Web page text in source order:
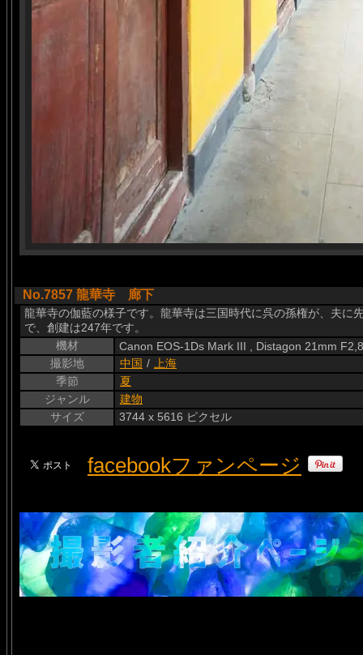
No.7857 龍華寺 廊下
龍華寺の伽藍の様子です。龍華寺は三国時代に呉の孫権が、夫に
で、創建は247年です。
機材
Canon EOS-1Ds Mark III , Distagon 21mm F2,8
撮影地
中国 /
上海
季節
夏
ジャンル
建物
サイズ
3744 x 5616 ピクセル
facebookファンページ